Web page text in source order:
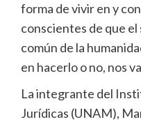
forma de vivir en y
conscientes de que
común de la
en hacerlo o no, nos
La integrante del
Jurídicas (UNAM),